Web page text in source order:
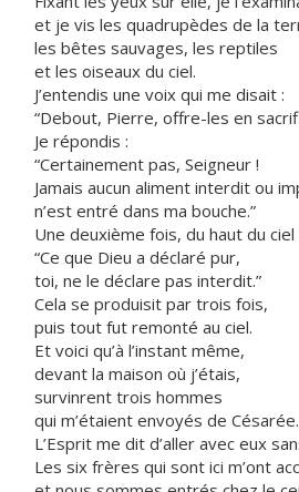
et je vis les quadrupèdes de la
les bêtes sauvages, les reptiles
et les oiseaux du ciel.
J’entendis une voix qui me disait :
“Debout, Pierre, offre-les en
Je répondis :
“Certainement pas, Seigneur !
Jamais aucun aliment interdit ou
n’est entré dans ma bouche.”
Une deuxième fois, du haut du
“Ce que Dieu a déclaré pur,
toi, ne le déclare pas interdit.”
Cela se produisit par trois fois,
puis tout fut remonté au ciel.
Et voici qu’à l’instant même,
devant la maison où j’étais,
survinrent trois hommes
qui m’étaient envoyés de Césarée.
L’Esprit me dit d’aller avec eux
Les six frères qui sont ici m’ont